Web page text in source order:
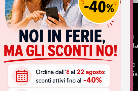
nel Sito hanno esclusivamente scopo
alcun modo né la pretesa né l’obiettivo di
e/o specialista, di altri operatori sanitari o
devono in ogni caso essere contattati per la
o l’indicazione di un eventuale corretto
dietetico e/o di integrazione alimentare. Se
o si stanno assumendo farmaci in terapia
medico curante prima di assumere qualsiasi